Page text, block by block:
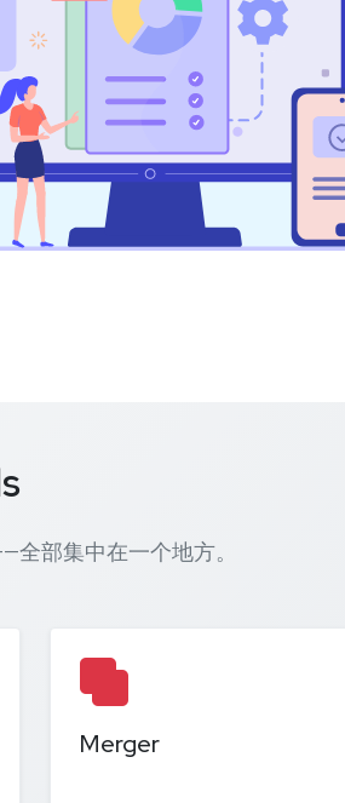
部集中在一个地方。
Merger